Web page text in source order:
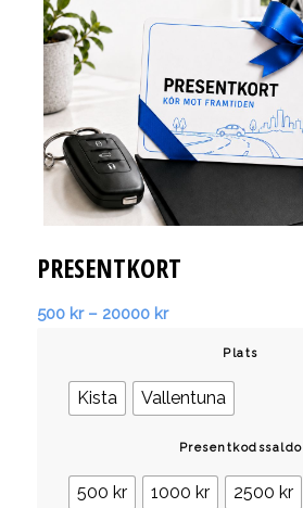
PRESENTKORT
500 kr – 20000 krPrisintervall:
20000 kr
Plats
Kista Vallentuna
Presentkodssaldo
500 kr 1000 kr 2500 kr